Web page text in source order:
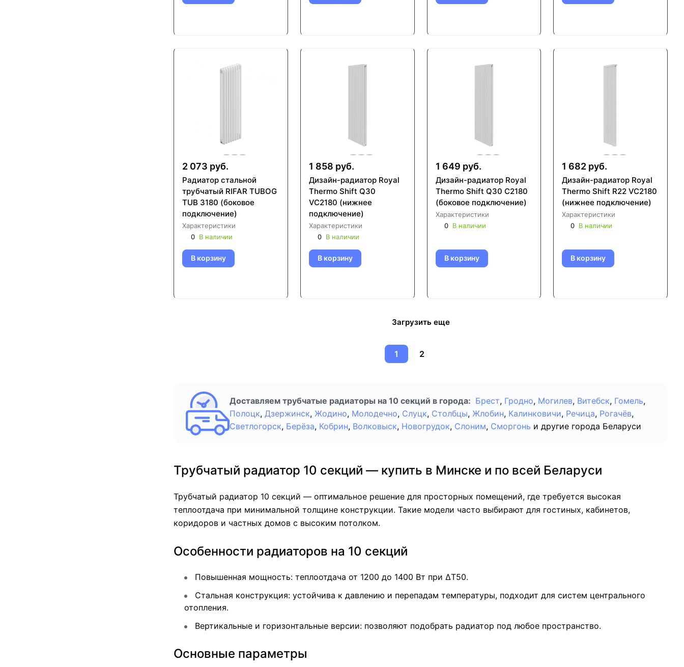
2 073 руб.
Радиатор стальной
трубчатый RIFAR TUBOG
TUB 3180 (боковое
подключение)
Характеристики
0 В наличии
В корзину
1 858 руб.
Дизайн-радиатор Royal
Thermo Shift Q30
VC2180 (нижнее
подключение)
Характеристики
0 В наличии
В корзину
1 649 руб.
Дизайн-радиатор Royal
Thermo Shift Q30 C2180
(боковое подключение)
Характеристики
0 В наличии
В корзину
1 682 руб.
Дизайн-радиатор Royal
Thermo Shift R22 VC2180
(нижнее подключение)
Характеристики
0 В наличии
В корзину
Загрузить еще
1 2
Доставляем трубчатые радиаторы на 10 секций в города: Брест, Гродно, Могилев, Витебск, Гомель,
Полоцк, Дзержинск, Жодино, Молодечно, Слуцк, Столбцы, Жлобин, Калинковичи, Речица, Рогачёв,
Светлогорск, Берёза, Кобрин, Волковыск, Новогрудок, Слоним, Сморгонь и другие города Беларуси
Трубчатый радиатор 10 секций — купить в Минске и по всей Беларуси
Трубчатый радиатор 10 секций — оптимальное решение для просторных помещений, где требуется высокая
теплоотдача при минимальной толщине конструкции. Такие модели часто выбирают для гостиных, кабинетов,
коридоров и частных домов с высоким потолком.
Особенности радиаторов на 10 секций
Повышенная мощность: теплоотдача от 1200 до 1400 Вт при ΔT50.
Стальная конструкция: устойчива к давлению и перепадам температуры, подходит для систем центрального
отопления.
Вертикальные и горизонтальные версии: позволяют подобрать радиатор под любое пространство.
Основные параметры